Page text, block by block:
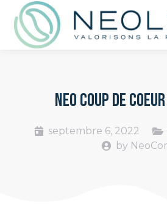
NEO COUP DE
septembre 6, 2022
by